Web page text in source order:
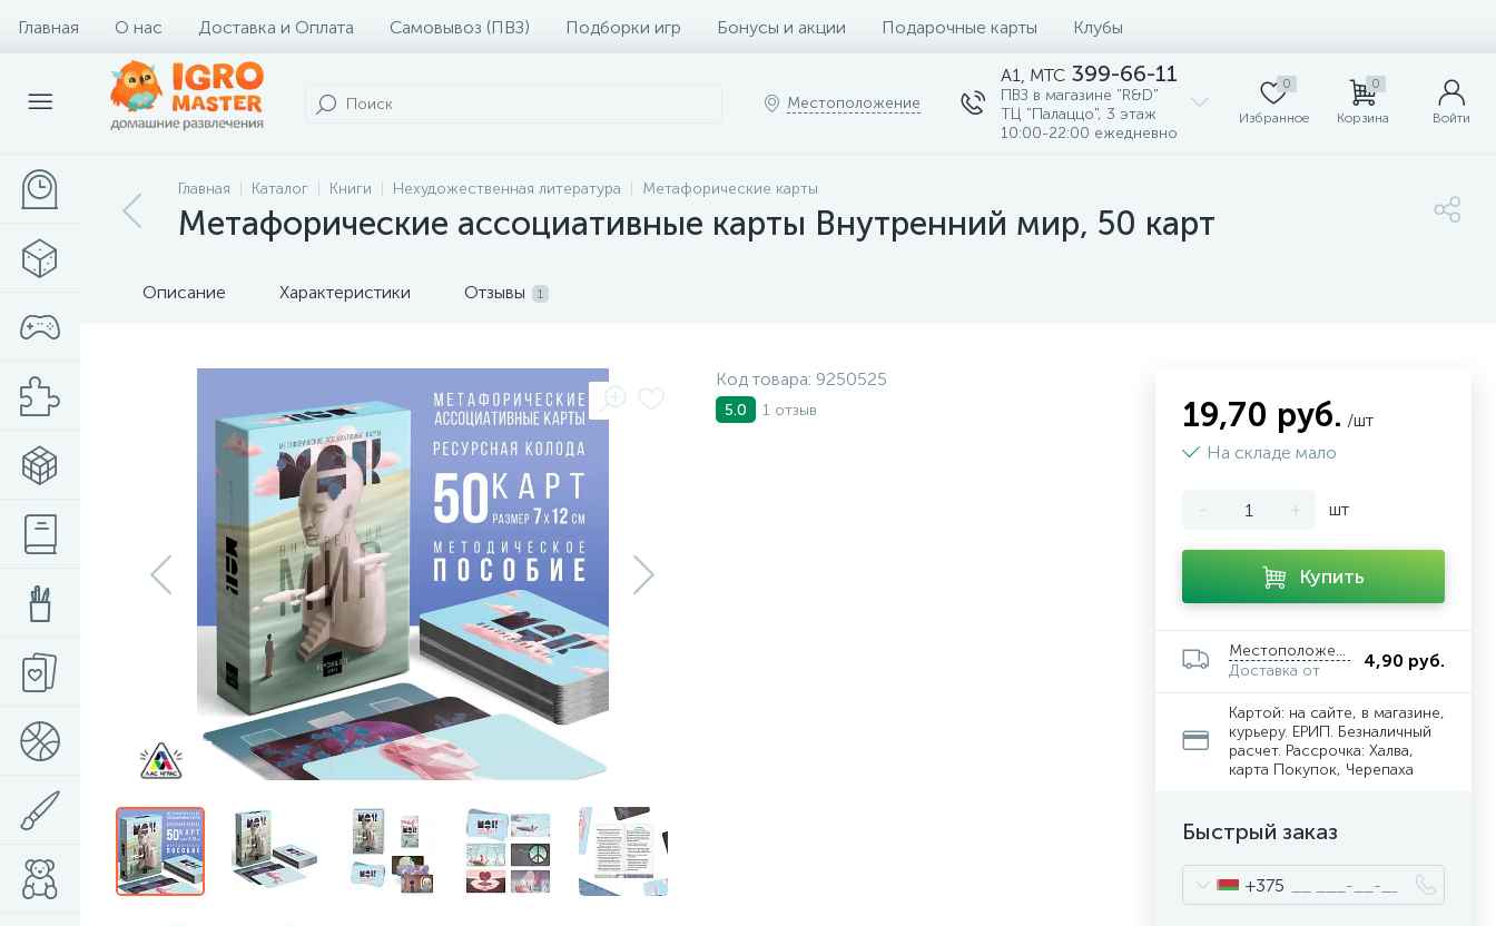
Главная О нас Доставка и Оплата Самовывоз (ПВЗ) Подборки игр Бонусы и акции Подарочные карты Клубы
Местоположение
A1, MTC 399-66-11
ПВЗ в магазине "R&D"
ТЦ "Палаццо", 3 этаж
10:00-22:00 ежедневно
0
Избранное
0
Корзина Войти
Главная Каталог Книги Нехудожественная литература Метафорические карты
Метафорические ассоциативные карты Внутренний мир, 50 карт
Описание Характеристики Отзывы 1
Код товара: 9250525
5.0 1 отзыв 19,70 руб. /шт
На складе мало
- + шт
Купить
Местоположение
Доставка от
4,90 руб.
Картой: на сайте, в магазине,
курьеру. ЕРИП. Безналичный
расчет. Рассрочка: Халва,
карта Покупок, Черепаха
Быстрый заказ
+375